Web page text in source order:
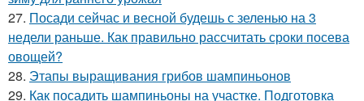
27. Посади сейчас и весной будешь с зеленью на 3
недели раньше. Как правильно рассчитать сроки посева
овощей?
28. Этапы выращивания грибов шампиньонов
29. Как посадить шампиньоны на участке. Подготовка